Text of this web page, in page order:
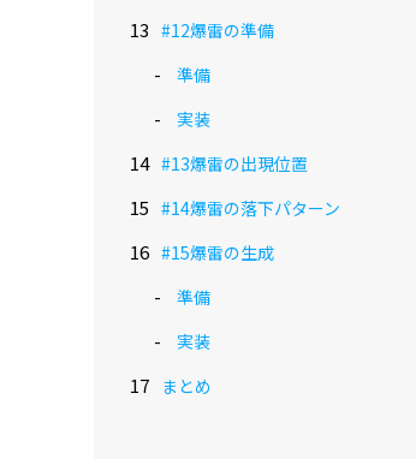
#12爆雷の準備
準備
実装
#13爆雷の出現位置
#14爆雷の落下パターン
#15爆雷の生成
準備
実装
まとめ